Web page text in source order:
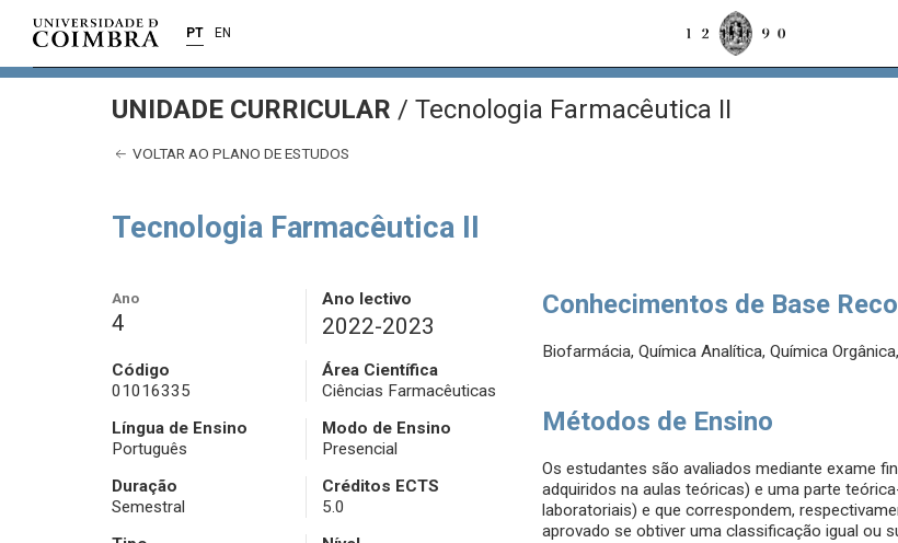
PT EN
UNIDADE CURRICULAR / Tecnologia Farmacêutica II
VOLTAR AO PLANO DE ESTUDOS
Tecnologia Farmacêutica II
Ano
4
Ano lectivo
2022-2023
Código
01016335
Área Científica
Ciências Farmacêuticas
Língua de Ensino
Português
Modo de Ensino
Presencial
Duração
Semestral
Créditos ECTS
5.0
Conhecimentos de Base
Biofarmácia, Química Analítica, Química
Métodos de Ensino
Os estudantes são avaliados mediante exame
adquiridos na aulas teóricas) e uma parte
laboratoriais) e que correspondem,
aprovado se obtiver uma classificação igual ou